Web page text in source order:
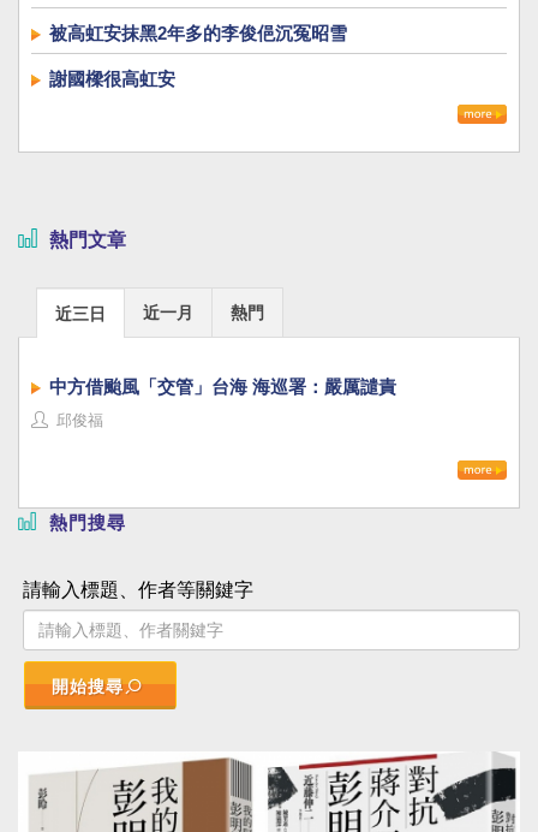
被高虹安抹黑2年多的李俊俋沉冤昭雪
謝國樑很高虹安
熱門文章
近三日 近一月 熱門
中方借颱風「交管」台海 海巡署：嚴厲譴責
邱俊福
熱門搜尋
請輸入標題、作者等關鍵字
開始搜尋